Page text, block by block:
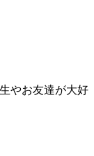
やお友達が大好